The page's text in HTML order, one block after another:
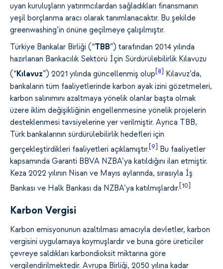
uyan kuruluşların yatırımcılardan sağladıkları finansmanın
yeşil borçlanma aracı olarak tanımlanacaktır. Bu şekilde
greenwashing’in önüne geçilmeye çalışılmıştır.
Türkiye Bankalar Birliği (“TBB”) tarafından 2014 yılında
hazırlanan Bankacılık Sektörü İçin Sürdürülebilirlik Kılavuzu
(“Kılavuz”) 2021 yılında güncellenmiş olup [8]
Kılavuz’da,
bankaların tüm faaliyetlerinde karbon ayak izini gözetmeleri,
karbon salınımını azaltmaya yönelik olanlar başta olmak
üzere iklim değişikliğinin engellenmesine yönelik projelerin
desteklenmesi tavsiyelerine yer verilmiştir. Ayrıca TBB,
Türk bankalarının sürdürülebilirlik hedefleri için
gerçekleştirdikleri faaliyetleri açıklamıştır.[9] Bu faaliyetler
kapsamında Garanti BBVA NZBA’ya katıldığını ilan etmiştir.
Keza 2022 yılının Nisan ve Mayıs aylarında, sırasıyla İş
Bankası ve Halk Bankası da NZBA’ya katılmışlardır. [10]
Karbon Vergisi
Karbon emisyonunun azaltılması amacıyla devletler, karbon
vergisini uygulamaya koymuşlardır ve buna göre üreticiler
çevreye saldıkları karbondioksit miktarına göre
vergilendirilmektedir. Avrupa Birliği, 2050 yılına kadar